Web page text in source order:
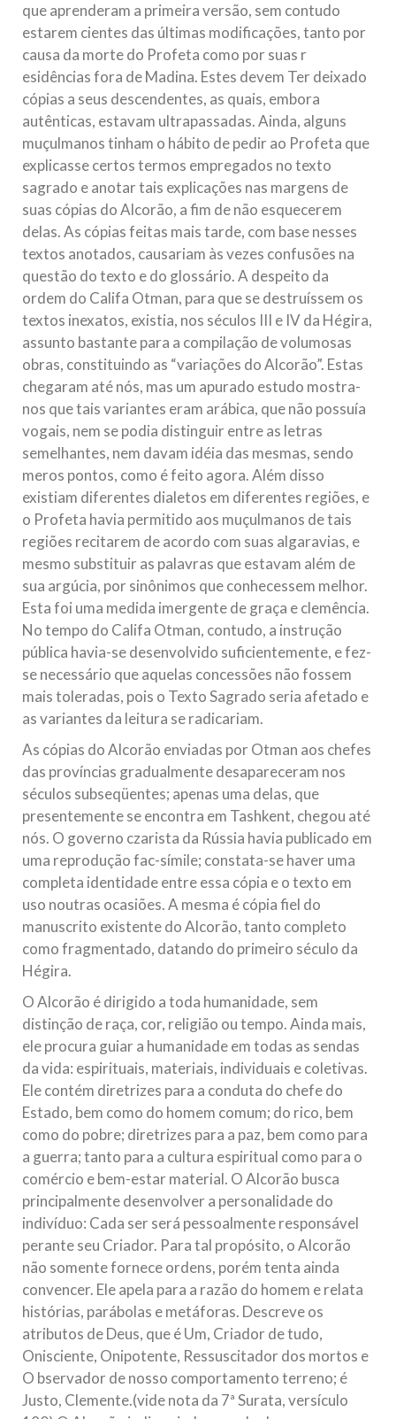
que aprenderam a primeira versão, sem contudo
estarem cientes das últimas modificações, tanto por
causa da morte do Profeta como por suas r
esidências fora de Madina. Estes devem Ter deixado
cópias a seus descendentes, as quais, embora
autênticas, estavam ultrapassadas. Ainda, alguns
muçulmanos tinham o hábito de pedir ao Profeta que
explicasse certos termos empregados no texto
sagrado e anotar tais explicações nas margens de
suas cópias do Alcorão, a fim de não esquecerem
delas. As cópias feitas mais tarde, com base nesses
textos anotados, causariam às vezes confusões na
questão do texto e do glossário. A despeito da
ordem do Califa Otman, para que se destruíssem os
textos inexatos, existia, nos séculos III e IV da Hégira,
assunto bastante para a compilação de volumosas
obras, constituindo as “variações do Alcorão”. Estas
chegaram até nós, mas um apurado estudo mostra-
nos que tais variantes eram arábica, que não possuía
vogais, nem se podia distinguir entre as letras
semelhantes, nem davam idéia das mesmas, sendo
meros pontos, como é feito agora. Além disso
existiam diferentes dialetos em diferentes regiões, e
o Profeta havia permitido aos muçulmanos de tais
regiões recitarem de acordo com suas algaravias, e
mesmo substituir as palavras que estavam além de
sua argúcia, por sinônimos que conhecessem melhor.
Esta foi uma medida imergente de graça e clemência.
No tempo do Califa Otman, contudo, a instrução
pública havia-se desenvolvido suficientemente, e fez-
se necessário que aquelas concessões não fossem
mais toleradas, pois o Texto Sagrado seria afetado e
as variantes da leitura se radicariam.
As cópias do Alcorão enviadas por Otman aos chefes
das províncias gradualmente desapareceram nos
séculos subseqüentes; apenas uma delas, que
presentemente se encontra em Tashkent, chegou até
nós. O governo czarista da Rússia havia publicado em
uma reprodução fac-símile; constata-se haver uma
completa identidade entre essa cópia e o texto em
uso noutras ocasiões. A mesma é cópia fiel do
manuscrito existente do Alcorão, tanto completo
como fragmentado, datando do primeiro século da
Hégira.
O Alcorão é dirigido a toda humanidade, sem
distinção de raça, cor, religião ou tempo. Ainda mais,
ele procura guiar a humanidade em todas as sendas
da vida: espirituais, materiais, individuais e coletivas.
Ele contém diretrizes para a conduta do chefe do
Estado, bem como do homem comum; do rico, bem
como do pobre; diretrizes para a paz, bem como para
a guerra; tanto para a cultura espiritual como para o
comércio e bem-estar material. O Alcorão busca
principalmente desenvolver a personalidade do
indivíduo: Cada ser será pessoalmente responsável
perante seu Criador. Para tal propósito, o Alcorão
não somente fornece ordens, porém tenta ainda
convencer. Ele apela para a razão do homem e relata
histórias, parábolas e metáforas. Descreve os
atributos de Deus, que é Um, Criador de tudo,
Onisciente, Onipotente, Ressuscitador dos mortos e
O bservador de nosso comportamento terreno; é
Justo, Clemente.(vide nota da 7ª Surata, versículo